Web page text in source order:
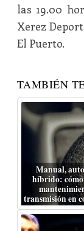
las 19.00
Xerez
El Puerto.
TAMBIÉN
Manual,
híbrido:
transmisión en